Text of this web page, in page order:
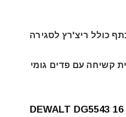
כולל ריצ'רץ לסגירה
קשיחה עם פדים גומי
DEWALT DG5543